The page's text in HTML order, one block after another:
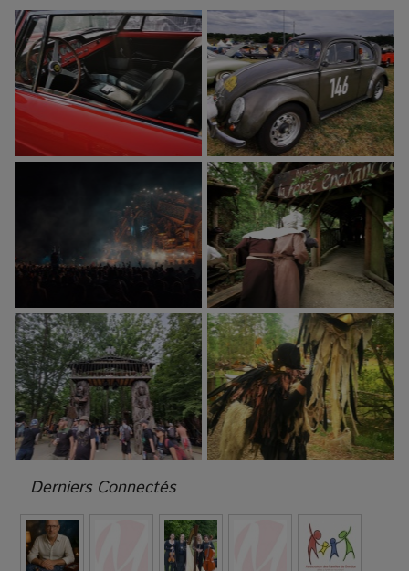
Derniers Connectés